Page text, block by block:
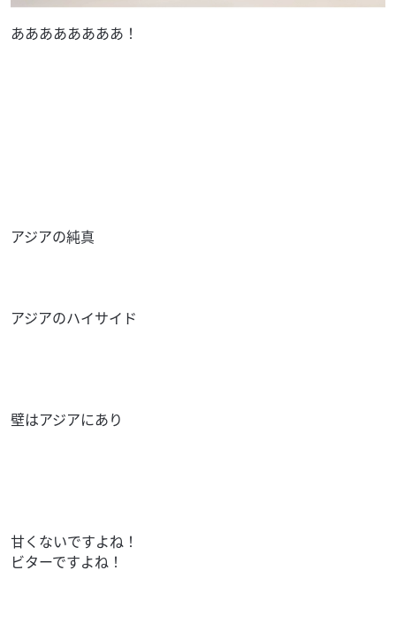
ああああああああ！
アジアの純真
アジアのハイサイド
壁はアジアにあり
甘くないですよね！
ビターですよね！